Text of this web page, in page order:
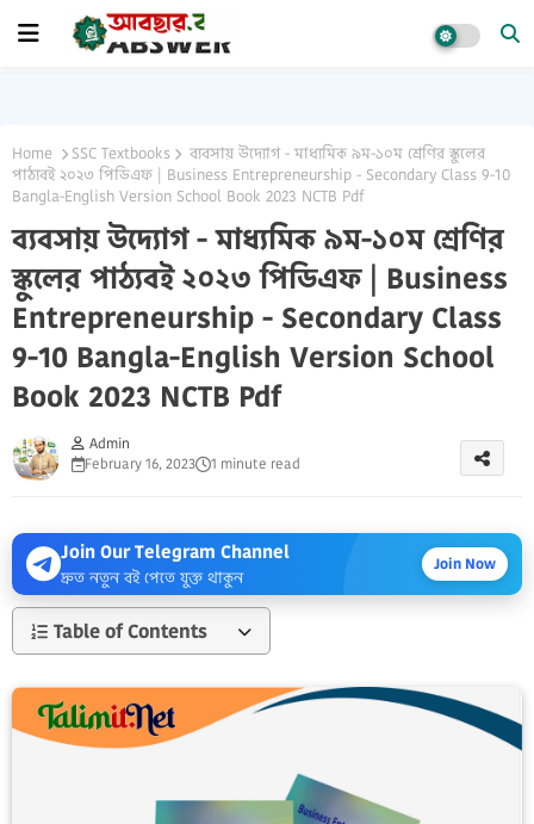
Home SSC Textbooks
ব্যবসায় উদ্যোগ - মাধ্যমিক ৯ম-১০ম শ্রেণির স্কুলের
পাঠ্যবই ২০২৩ পিডিএফ | Business Entrepreneurship - Secondary Class 9-10
Bangla-English Version School Book 2023 NCTB Pdf
ব্যবসায় উদ্যোগ - মাধ্যমিক ৯ম-১০ম শ্রেণির
স্কুলের পাঠ্যবই ২০২৩ পিডিএফ | Business
Entrepreneurship - Secondary Class
9-10 Bangla-English Version School
Book 2023 NCTB Pdf
Admin
February 16, 2023
1 minute read
Join Our Telegram Channel
দ্রুত নতুন বই পেতে যুক্ত থাকুন
Join Now
Table of Contents